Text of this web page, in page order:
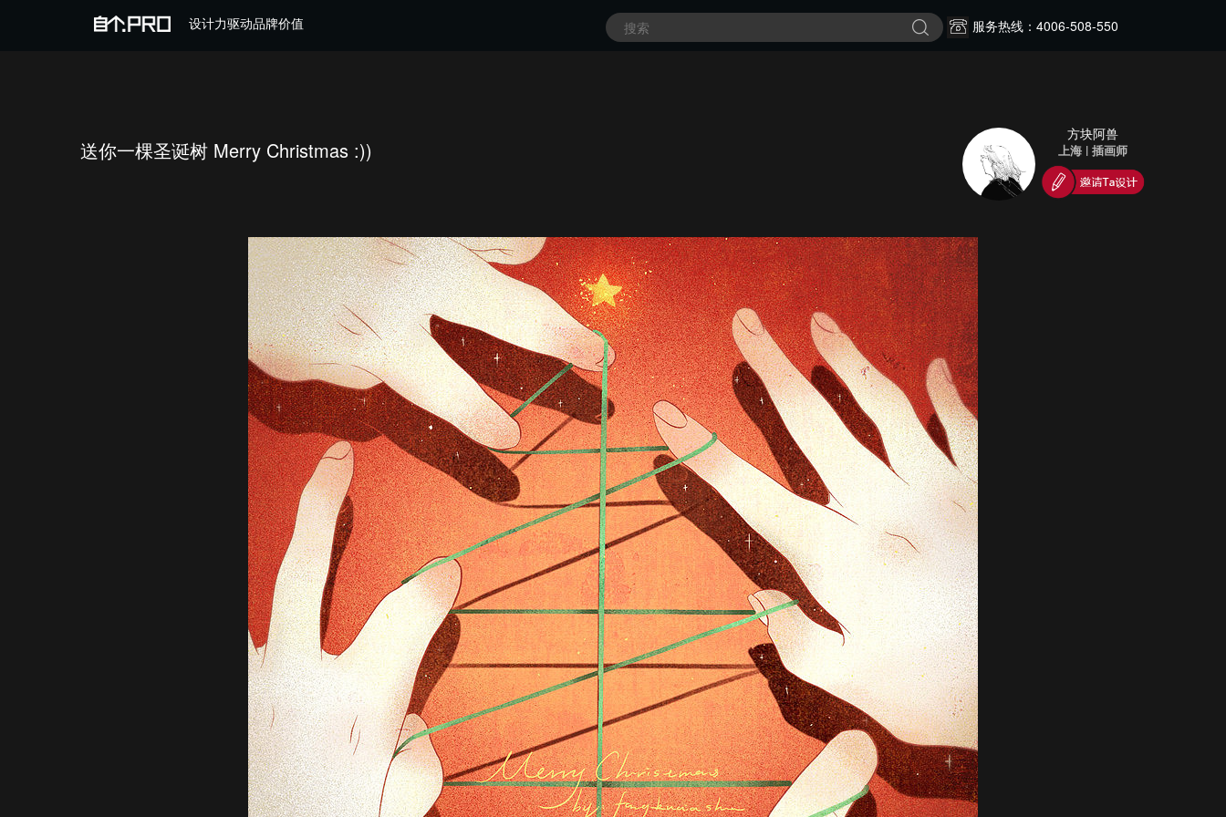
设计力驱动品牌价值 服务热线：4006-508-550
送你一棵圣诞树 Merry Christmas :))
方块阿兽
上海 | 插画师